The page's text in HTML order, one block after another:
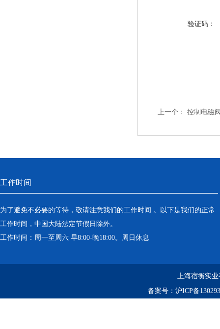
验证码：
上一个： 控制电磁
工作时间
为了避免不必要的等待，敬请注意我们的工作时间 。以下是我们的正常
工作时间，中国大陆法定节假日除外。
工作时间：周一至周六 早8:00-晚18:00。周日休息
上海宿衡实
备案号： 沪ICP备